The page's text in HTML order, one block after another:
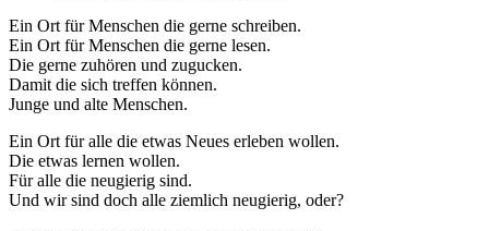
Ein Ort für Menschen die gerne schreiben.
Ein Ort für Menschen die gerne lesen.
Die gerne zuhören und zugucken.
Damit die sich treffen können.
Junge und alte Menschen.
Ein Ort für alle die etwas Neues erleben wollen.
Die etwas lernen wollen.
Für alle die neugierig sind.
Und wir sind doch alle ziemlich neugierig, oder?